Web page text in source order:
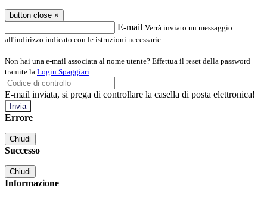
button close ×
E-mail Verrà inviato un messaggio
all'indirizzo indicato con le istruzioni necessarie.
Non hai una e-mail associata al nome utente? Effettua il reset della password
tramite la Login Spaggiari
E-mail inviata, si prega di controllare la casella di posta elettronica!
Errore
Chiudi
Successo
Chiudi
Informazione